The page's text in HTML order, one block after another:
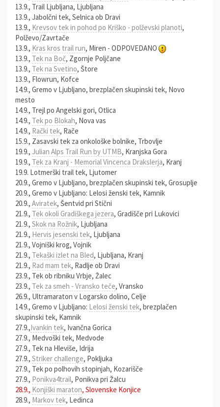
13.9., Trail Ljubljana, Ljubljana
13.9., Jabolčni tek, Selnica ob Dravi
13.9., Krevsov tek in pohod po Kriško - polževski planoti,
Polževo/Zavrtače
13.9., Kras kros trail run, Miren - ODPOVEDANO
13.9., Tek na Boč, Zgornje Poljčane
13.9., Tek na Svetino, Štore
13.9., Flowrun, Kofce
14.9., Gremo v Ljubljano, brezplačen skupinski tek, Novo
mesto
14.9., Trejl po Angelski gori, Otlica
14.9., Tek po Blokah, Nova vas
14.9., Rački tek, Rače
15.9., Zasavski tek za onkološke bolnike, Trbovlje
19.9., Julian Alps Trail Run by UTMB, Kranjska Gora
19.9., Tek za Kranj - Memorial Vincenca Drakslerja, Kranj
19.9. Lotmerški trail tek, Ljutomer
20.9., Gremo v Ljubljano, brezplačen skupinski tek, Grosuplje
20.9., Gremo v Ljubljano: Lelosi ženski tek, Kamnik
20.9., Aviratek, Šentvid pri Stični
21.9., Tek okoli Gradiškega jezera, Gradišče pri Lukovici
21.9., Skok na Rožnik, Ljubljana
21.9., Hervis jesenski tek, Ljubljana
21.9., Vojniški krog, Vojnik
21.9., Tekaški izlet na Bled, Ljubljana, Kranj
21.9., Rad mam tek, Radlje ob Dravi
23.9., Tek ob ribniku Vrbje, Žalec
23.9., Tek za smeh - Vransko teče, Vransko
26.9., Ultramaraton v Logarsko dolino, Celje
14.9., Gremo v Ljubljano: Lelosi ženski tek, brezplačen
skupinski tek, Kamnik
27.9.,Ivankin tek, Ivančna Gorica
27.9., Medvoški tek, Medvode
27.9., Tek na Hleviše, Idrija
27.9., Striker challenge, Pokljuka
27.9., Tek po polhovih stopinjah, Kozarišče
27.9., Ponikva4trail, Ponikva pri Žalcu
28.9., Konjiški maraton, Slovenske Konjice
28.9., Markov tek, Ledinca